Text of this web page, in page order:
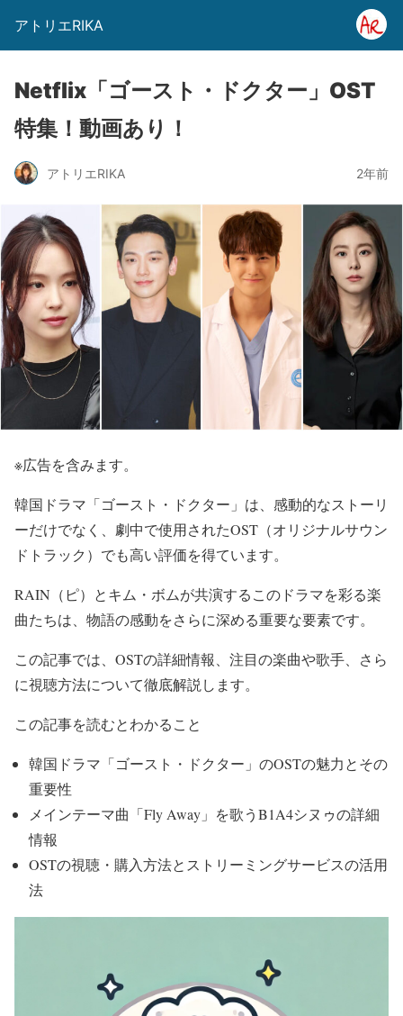
アトリエRIKA
Netflix「ゴースト・ドクター」OST
特集！動画あり！
アトリエRIKA 2年前
※広告を含みます。
韓国ドラマ「ゴースト・ドクター」は、感動的なストーリ
ーだけでなく、劇中で使用されたOST（オリジナルサウン
ドトラック）でも高い評価を得ています。
RAIN（ピ）とキム・ボムが共演するこのドラマを彩る楽
曲たちは、物語の感動をさらに深める重要な要素です。
この記事では、OSTの詳細情報、注目の楽曲や歌手、さら
に視聴方法について徹底解説します。
この記事を読むとわかること
韓国ドラマ「ゴースト・ドクター」のOSTの魅力とその
重要性
メインテーマ曲「Fly Away」を歌うB1A4シヌゥの詳細
情報
OSTの視聴・購入方法とストリーミングサービスの活用
法